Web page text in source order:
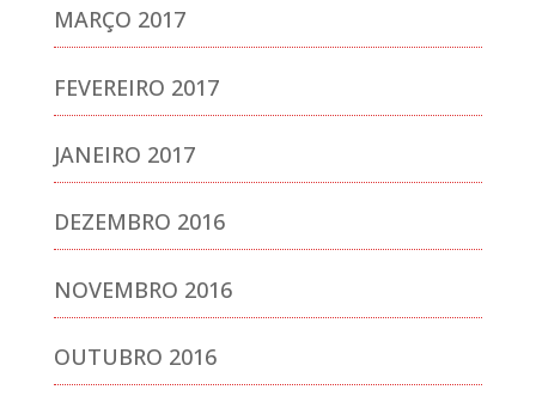
MARÇO 2017
FEVEREIRO 2017
JANEIRO 2017
DEZEMBRO 2016
NOVEMBRO 2016
OUTUBRO 2016